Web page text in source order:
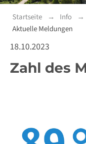
Startseite Info
Aktuelle Meldungen
18.10.2023
Zahl des